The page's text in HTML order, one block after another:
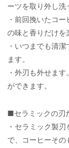
ーツを取り外し洗
・前回挽いたコ
の味と香りだけを
・いつまでも清
ます。
・外刃も外せま
ができます。
■セラミックの刃
・セラミック製
で、コーヒーその